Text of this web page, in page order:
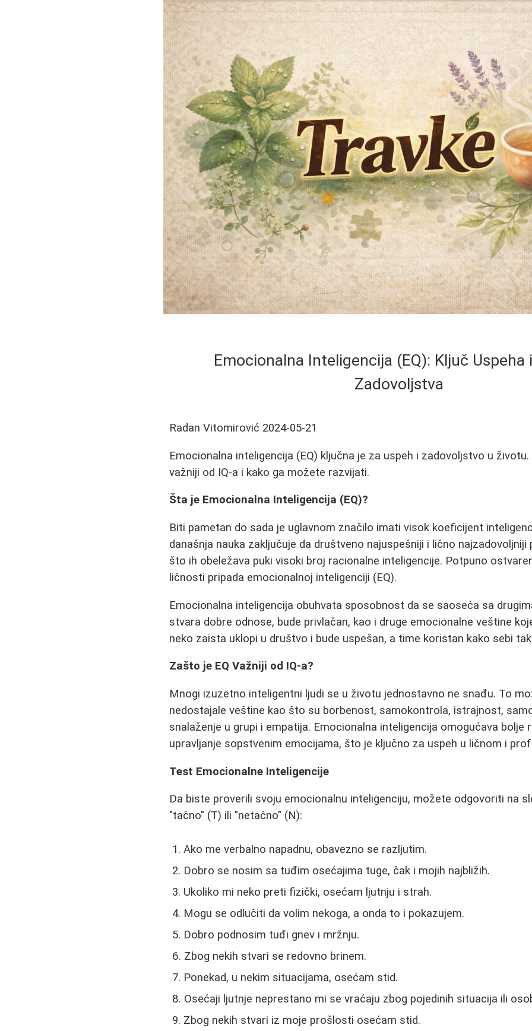
Emocionalna Inteligencija (EQ): Ključ Uspeha
Zadovoljstva
Radan Vitomirović 2024-05-21
Emocionalna inteligencija (EQ) ključna je za uspeh i zadovoljstvo u
važniji od IQ-a i kako ga možete razvijati.
Šta je Emocionalna Inteligencija (EQ)?
Biti pametan do sada je uglavnom značilo imati visok koeficijent
današnja nauka zaključuje da društveno najuspešniji i lično najzadovoljniji
što ih obeležava puki visoki broj racionalne inteligencije. Potpuno
ličnosti pripada emocionalnoj inteligenciji (EQ).
Emocionalna inteligencija obuhvata sposobnost da se saoseća sa
stvara dobre odnose, bude privlačan, kao i druge emocionalne veštine
neko zaista uklopi u društvo i bude uspešan, a time koristan kako sebi
Zašto je EQ Važniji od IQ-a?
Mnogi izuzetno inteligentni ljudi se u životu jednostavno ne snađu. To
nedostajale veštine kao što su borbenost, samokontrola, istrajnost,
snalaženje u grupi i empatija. Emocionalna inteligencija omogućava bolje
upravljanje sopstvenim emocijama, što je ključno za uspeh u ličnom i
Test Emocionalne Inteligencije
Da biste proverili svoju emocionalnu inteligenciju, možete odgovoriti na
"tačno" (T) ili "netačno" (N):
Ako me verbalno napadnu, obavezno se razljutim.
Dobro se nosim sa tuđim osećajima tuge, čak i mojih najbližih.
Ukoliko mi neko preti fizički, osećam ljutnju i strah.
Mogu se odlučiti da volim nekoga, a onda to i pokazujem.
Dobro podnosim tuđi gnev i mržnju.
Zbog nekih stvari se redovno brinem.
Ponekad, u nekim situacijama, osećam stid.
Osećaji ljutnje neprestano mi se vraćaju zbog pojedinih situacija ili
Zbog nekih stvari iz moje prošlosti osećam stid.